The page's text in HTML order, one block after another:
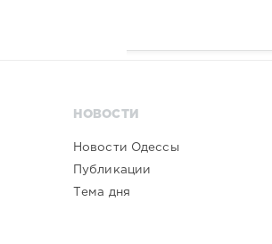
НОВОСТИ
Новости Одессы
Публикации
Тема дня